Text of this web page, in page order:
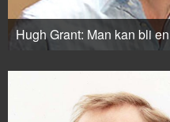
Hugh Grant: Man kan bli